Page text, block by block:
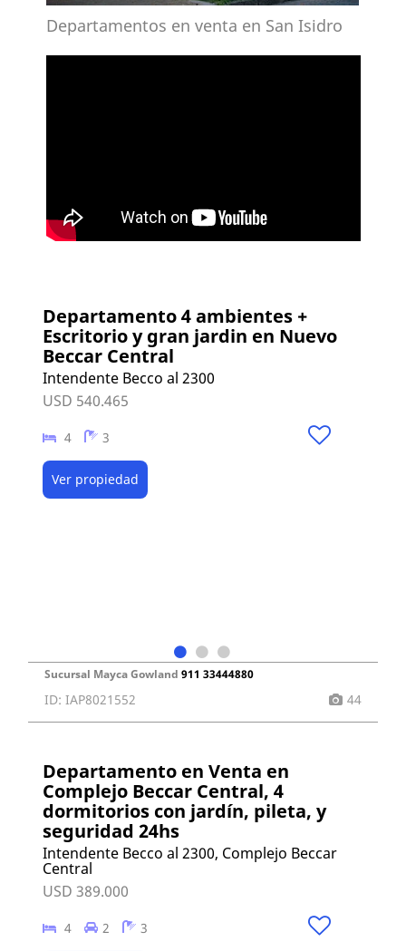
Departamentos en venta en San Isidro
Departamento 4 ambientes +
Escritorio y gran jardin en Nuevo
Beccar Central
Intendente Becco al 2300
USD 540.465
4 3
Ver propiedad
Sucursal Mayca Gowland911 33444880
ID: IAP8021552 44
Departamento en Venta en
Complejo Beccar Central, 4
dormitorios con jardín, pileta, y
seguridad 24hs
Intendente Becco al 2300, Complejo Beccar
Central
USD 389.000
4 2 3